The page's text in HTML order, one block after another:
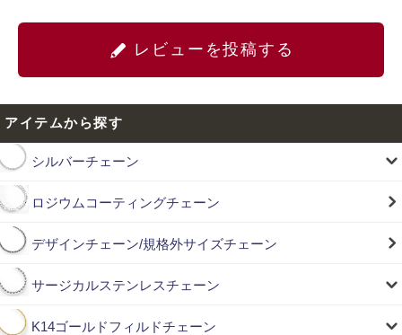
レビューを投稿する
アイテムから探す
シルバーチェーン
ロジウムコーティングチェーン
デザインチェーン/規格外サイズチェーン
サージカルステンレスチェーン
K14ゴールドフィルドチェーン